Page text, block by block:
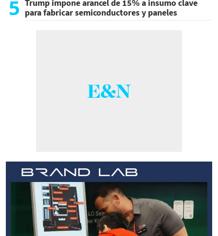
5 Trump impone arancel de 15% a insumo clave
para fabricar semiconductores y paneles